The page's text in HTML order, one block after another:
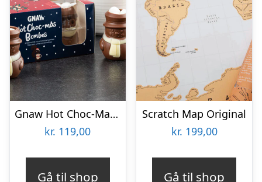
Gnaw Hot Choc-Mas chokoladebomber til varm chokolade
kr. 119,00
Gå til shop
Scratch Map Original
kr. 199,00
Gå til shop